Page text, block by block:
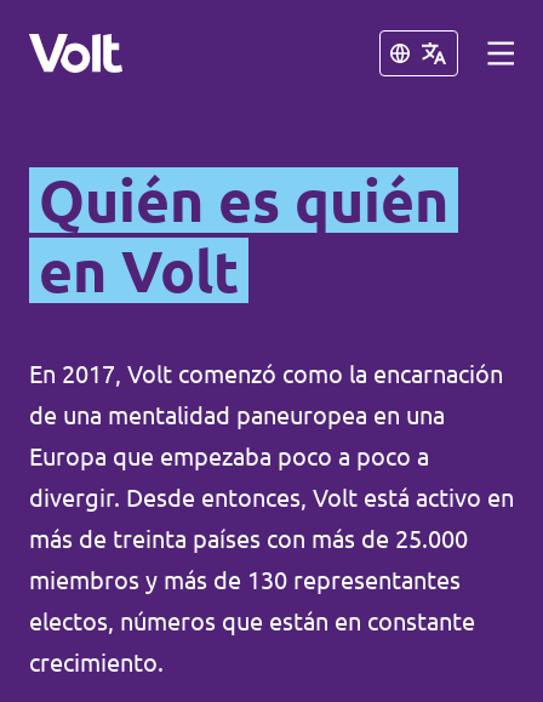
Cerrar
Conoce otros equipos de Volt
Volt Albania
Volt Alemania
Volt Bélgica
Volt Bulgaria
Volt Chipre
Volt Croacia
Volt Chequia
Cerrar
Políticas
Sobre Volt
Personas
Noticias
Agenda
Quién es quién
en Volt
En 2017, Volt comenzó como la encarnación
de una mentalidad paneuropea en una
Europa que empezaba poco a poco a
divergir. Desde entonces, Volt está activo en
más de treinta países con más de 25.000
miembros y más de 130 representantes
electos, números que están en constante
crecimiento.